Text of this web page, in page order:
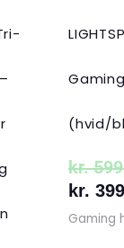
(hvid/
kr.
kr.
Gaming